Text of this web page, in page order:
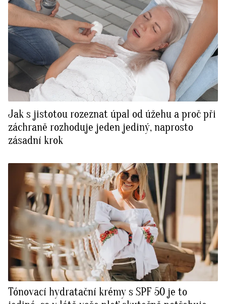
Jak s jistotou rozeznat úpal od úžehu a proč při
záchraně rozhoduje jeden jediný, naprosto
zásadní krok
Tónovací hydratační krémy s SPF 50 je to